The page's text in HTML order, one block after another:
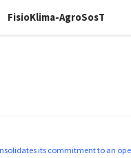
FisioKlima-AgroSosT
its commitment to an